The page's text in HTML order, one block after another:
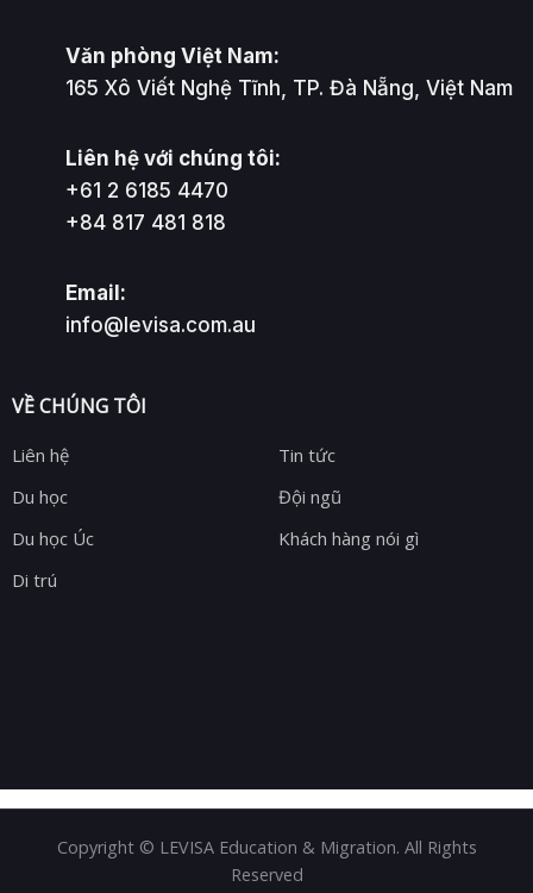
Văn phòng Việt Nam:
165 Xô Viết Nghệ Tĩnh, TP. Đà Nẵng, Việt Nam
Liên hệ với chúng tôi:
+61 2 6185 4470
+84 817 481 818
Email:
info@levisa.com.au
VỀ CHÚNG TÔI
Liên hệ
Du học
Du học Úc
Di trú
Tin tức
Đội ngũ
Khách hàng nói gì
Copyright © LEVISA Education & Migration. All Rights
Reserved